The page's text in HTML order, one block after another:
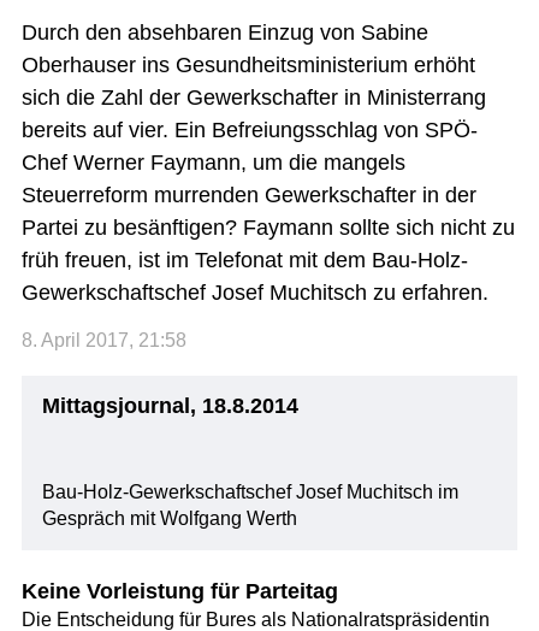
Durch den absehbaren Einzug von Sabine
Oberhauser ins Gesundheitsministerium erhöht
sich die Zahl der Gewerkschafter in Ministerrang
bereits auf vier. Ein Befreiungsschlag von SPÖ-
Chef Werner Faymann, um die mangels
Steuerreform murrenden Gewerkschafter in der
Partei zu besänftigen? Faymann sollte sich nicht zu
früh freuen, ist im Telefonat mit dem Bau-Holz-
Gewerkschaftschef Josef Muchitsch zu erfahren.
8. April 2017, 21:58
Mittagsjournal, 18.8.2014
Bau-Holz-Gewerkschaftschef Josef Muchitsch im
Gespräch mit Wolfgang Werth
Keine Vorleistung für Parteitag
Die Entscheidung für Bures als Nationalratspräsidentin